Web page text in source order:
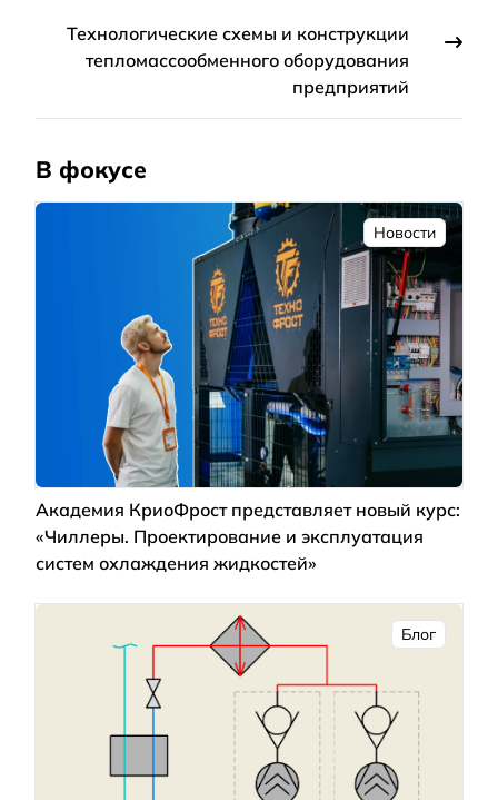
Технологические схемы и конструкции
тепломассообменного оборудования
предприятий
В фокусе
Новости
Академия КриоФрост представляет новый курс:
«Чиллеры. Проектирование и эксплуатация
систем охлаждения жидкостей»
Блог